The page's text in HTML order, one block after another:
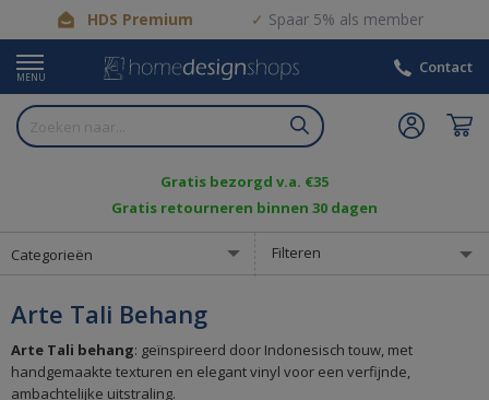
HDS Premium Spaar 5% als member
MENU
Contact
Gratis bezorgd v.a. €35
Gratis retourneren binnen 30 dagen
Categorieën Filteren
Arte Tali Behang
Arte Tali behang: geïnspireerd door Indonesisch touw, met
handgemaakte texturen en elegant vinyl voor een verfijnde,
ambachtelijke uitstraling.